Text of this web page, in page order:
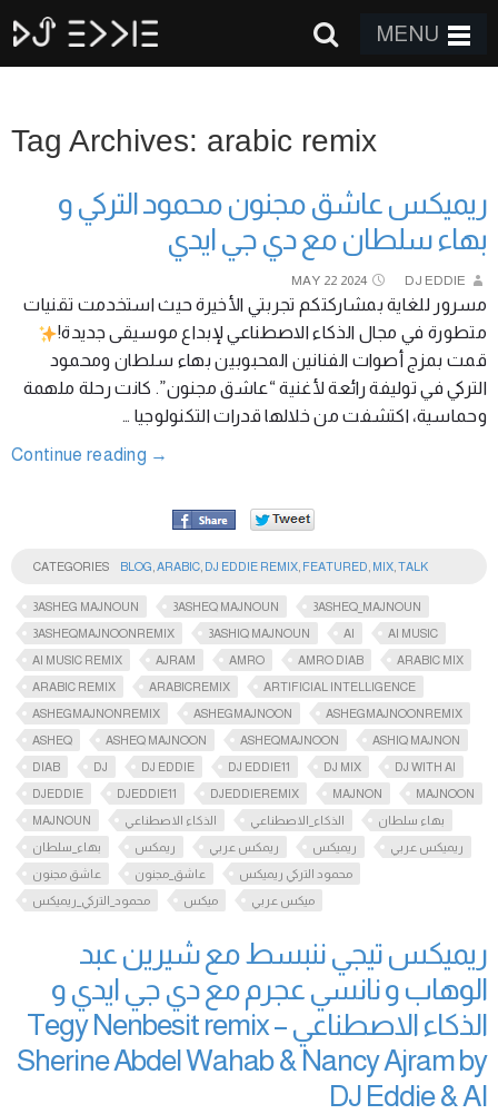
MENU
Tag Archives: arabic remix
ريميكس عاشق مجنون محمود التركي و
بهاء سلطان مع دي جي ايدي
MAY 22 2024 DJ EDDIE
مسرور للغاية بمشاركتكم تجربتي الأخيرة حيث استخدمت تقنيات
متطورة في مجال الذكاء الاصطناعي لإبداع موسيقى جديدة!
قمت بمزج أصوات الفنانين المحبوبين بهاء سلطان ومحمود
التركي في توليفة رائعة لأغنية “عاشق مجنون”. كانت رحلة ملهمة
وحماسية، اكتشفت من خلالها قدرات التكنولوجيا …
Continue reading →
CATEGORIES BLOG ARABIC DJ EDDIE REMIX FEATURED MIX TALK
3ASHEG MAJNOUN 3ASHEQ MAJNOUN
3ASHEQ_MAJNOUN
3ASHEQMAJNOONREMIX
3ASHIQ MAJNOUN AI
AI MUSIC
AI MUSIC REMIX
AJRAM AMRO AMRO DIAB
ARABIC MIX
ARABIC REMIX
ARABICREMIX
ARTIFICIAL INTELLIGENCE
ASHEGMAJNONREMIX
ASHEGMAJNOON
ASHEGMAJNOONREMIX
ASHEQ
ASHEQ MAJNOON ASHEQMAJNOON
ASHIQ MAJNON
DIAB
DJ DJ EDDIE DJ EDDIE11 DJ MIX
DJ WITH AI
DJEDDIE
DJEDDIE11 DJEDDIEREMIX MAJNON
MAJNOON
MAJNOUN
الذكاء الاصطناعي الذكاء_الاصطناعي
بهاء سلطان
بهاء_سلطان
ريمكس ريمكس عربي ريميكس
ريميكس عربي
عاشق مجنون
عاشق_مجنون
محمود التركي ريميكس
محمود_التركي_ريميكس
ميكس ميكس عربي
ريميكس تيجي ننبسط مع شيرين عبد
الوهاب و نانسي عجرم مع دي جي ايدي و
الذكاء الاصطناعي Tegy Nenbesit remix –
Sherine Abdel Wahab & Nancy Ajram by
DJ Eddie & AI